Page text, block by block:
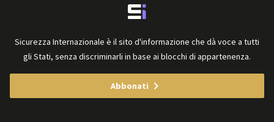
Sicurezza Internazionale è il sito d'informazione che dà voce a tutti
gli Stati, senza discriminarli in base ai blocchi di appartenenza.
Abbonati